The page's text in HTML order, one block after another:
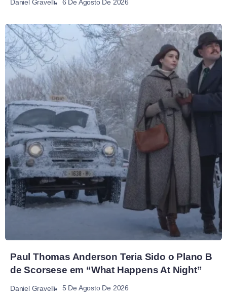
Daniel Gravelli 6 De Agosto De 2026
Paul Thomas Anderson Teria Sido o Plano B
de Scorsese em “What Happens At Night”
Daniel Gravelli 5 De Agosto De 2026